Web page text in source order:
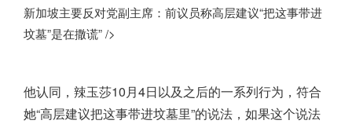
新加坡主要反对党副主席：前议员称高层建议“把这事带进
坟墓”是在撒谎” />
他认同，辣玉莎10月4日以及之后的一系列行为，符合
她“高层建议把这事带进坟墓里”的说法，如果这个说法